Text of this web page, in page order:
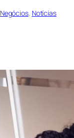
Negócios, Notícias